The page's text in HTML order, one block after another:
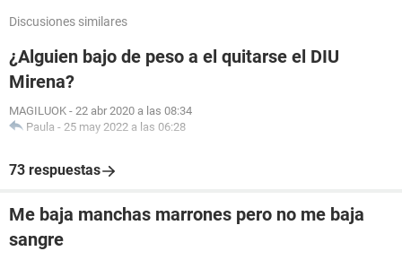
Discusiones similares
¿Alguien bajo de peso a el quitarse el DIU
Mirena?
MAGILUOK - 22 abr 2020 a las 08:34
Paula - 25 may 2022 a las 06:28
73 respuestas
Me baja manchas marrones pero no me baja
sangre